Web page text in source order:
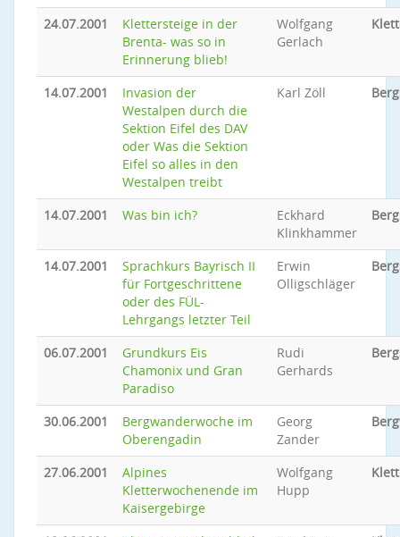
24.07.2001
Klettersteige in der
Brenta- was so in
Erinnerung blieb!
Wolfgang
Gerlach
14.07.2001
Invasion der
Westalpen durch die
Sektion Eifel des DAV
oder Was die Sektion
Eifel so alles in den
Westalpen treibt
Karl Zöll
14.07.2001 Was bin ich?
Eckhard
Klinkhammer
14.07.2001
Sprachkurs Bayrisch II
für Fortgeschrittene
oder des FÜL-
Lehrgangs letzter Teil
Erwin
Olligschläger
06.07.2001
Grundkurs Eis
Chamonix und Gran
Paradiso
Rudi
Gerhards
30.06.2001
Bergwanderwoche im
Oberengadin
Georg
Zander
27.06.2001
Alpines
Kletterwochenende im
Kaisergebirge
Wolfgang
Hupp